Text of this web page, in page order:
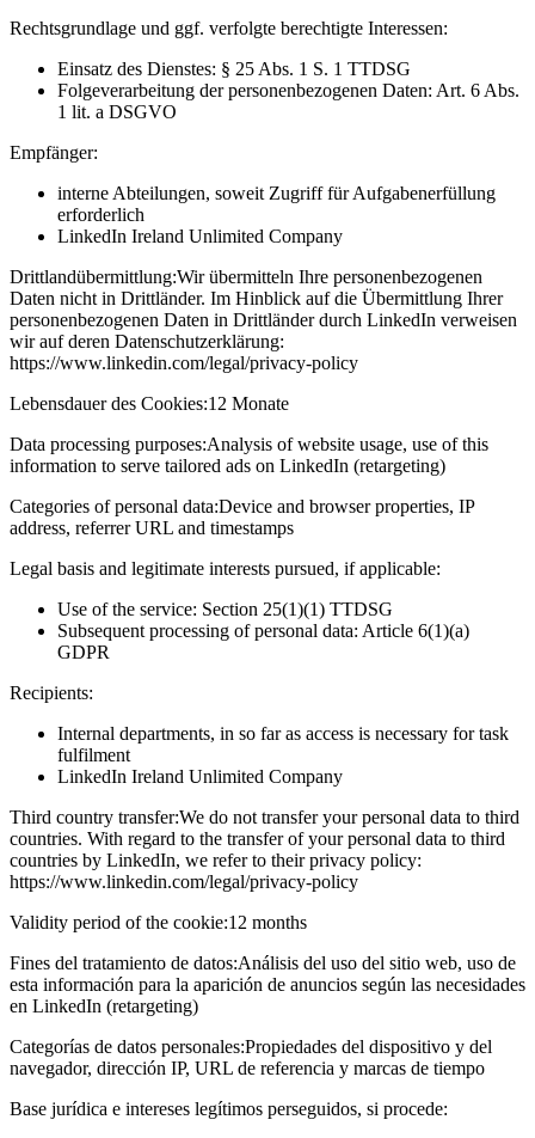
Rechtsgrundlage und ggf. verfolgte berechtigte Interessen:
Einsatz des Dienstes: § 25 Abs. 1 S. 1 TTDSG
Folgeverarbeitung der personenbezogenen Daten: Art. 6 Abs.
1 lit. a DSGVO
Empfänger:
interne Abteilungen, soweit Zugriff für Aufgabenerfüllung
erforderlich
LinkedIn Ireland Unlimited Company
Drittlandübermittlung:Wir übermitteln Ihre personenbezogenen
Daten nicht in Drittländer. Im Hinblick auf die Übermittlung Ihrer
personenbezogenen Daten in Drittländer durch LinkedIn verweisen
wir auf deren Datenschutzerklärung:
https://www.linkedin.com/legal/privacy-policy
Lebensdauer des Cookies:12 Monate
Data processing purposes:Analysis of website usage, use of this
information to serve tailored ads on LinkedIn (retargeting)
Categories of personal data:Device and browser properties, IP
address, referrer URL and timestamps
Legal basis and legitimate interests pursued, if applicable:
Use of the service: Section 25(1)(1) TTDSG
Subsequent processing of personal data: Article 6(1)(a)
GDPR
Recipients:
Internal departments, in so far as access is necessary for task
fulfilment
LinkedIn Ireland Unlimited Company
Third country transfer:We do not transfer your personal data to third
countries. With regard to the transfer of your personal data to third
countries by LinkedIn, we refer to their privacy policy:
https://www.linkedin.com/legal/privacy-policy
Validity period of the cookie:12 months
Fines del tratamiento de datos:Análisis del uso del sitio web, uso de
esta información para la aparición de anuncios según las necesidades
en LinkedIn (retargeting)
Categorías de datos personales:Propiedades del dispositivo y del
navegador, dirección IP, URL de referencia y marcas de tiempo
Base jurídica e intereses legítimos perseguidos, si procede: